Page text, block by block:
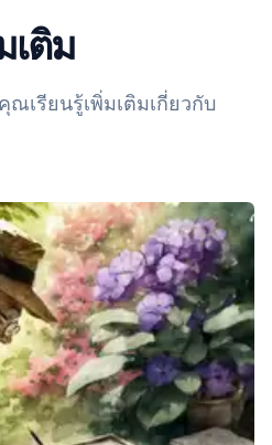
ติม
เรียนรู้เพิ่มเติมเกี่ยวกับ